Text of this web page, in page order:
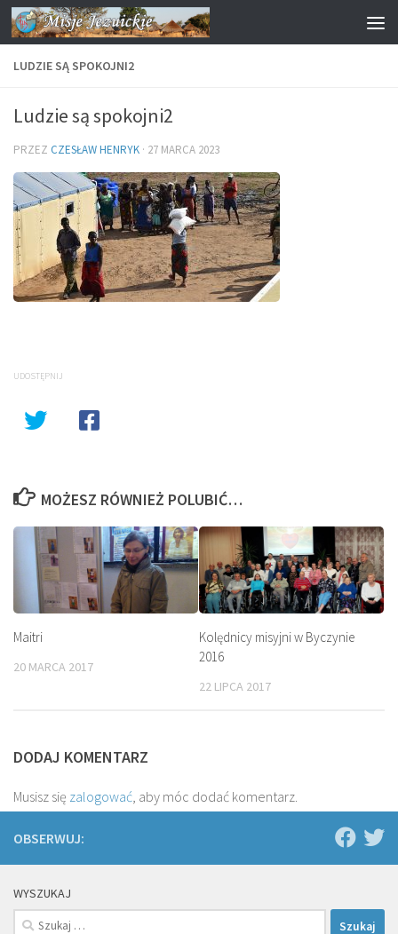
Przejdź do treści
LUDZIE SĄ SPOKOJNI2
Ludzie są spokojni2
PRZEZ CZESŁAW HENRYK · 27 MARCA 2023
UDOSTĘPNIJ
MOŻESZ RÓWNIEŻ POLUBIĆ…
Maitri
20 MARCA 2017
Kolędnicy misyjni w Byczynie
2016
22 LIPCA 2017
DODAJ KOMENTARZ
Musisz się zalogować, aby móc dodać komentarz.
OBSERWUJ:
WYSZUKAJ
Szukaj: